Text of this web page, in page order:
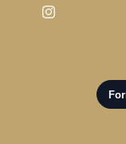
Instagram